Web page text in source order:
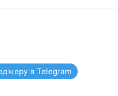
в Telegram